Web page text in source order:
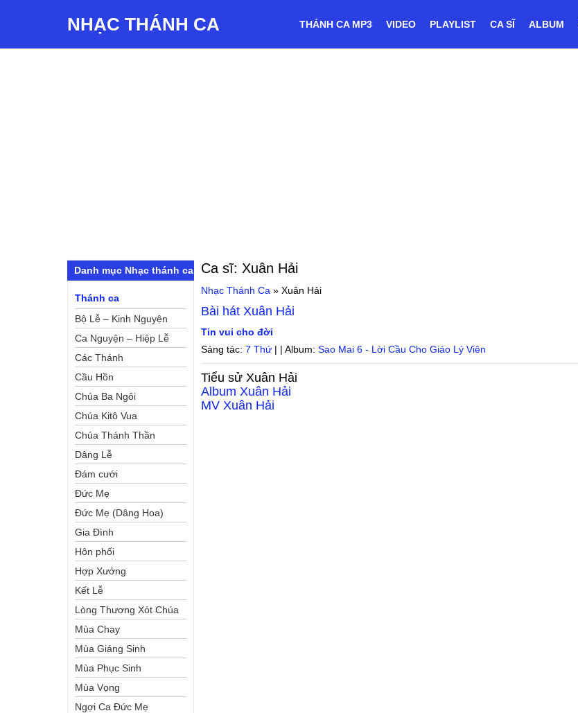
NHẠC THÁNH CA THÁNH CA MP3 VIDEO PLAYLIST CA SĨ ALBUM
Ca sĩ: Xuân Hải
Nhạc Thánh Ca »Xuân Hải
Bài hátXuân Hải
Tin vui cho đời
Sáng tác:7 Thứ | | Album:Sao Mai 6 - Lời Cầu Cho Giáo Lý Viên
Tiểu sửXuân Hải
AlbumXuân Hải
MVXuân Hải
Danh mục Nhạc thánh ca
Thánh ca
Bộ Lễ – Kinh Nguyện
Ca Nguyện – Hiệp Lễ
Các Thánh
Cầu Hồn
Chúa Ba Ngôi
Chúa Kitô Vua
Chúa Thánh Thần
Dâng Lễ
Đám cưới
Đức Mẹ
Đức Mẹ (Dâng Hoa)
Gia Đình
Hôn phối
Hợp Xướng
Kết Lễ
Lòng Thương Xót Chúa
Mùa Chay
Mùa Giáng Sinh
Mùa Phục Sinh
Mùa Vọng
Ngợi Ca Đức Mẹ